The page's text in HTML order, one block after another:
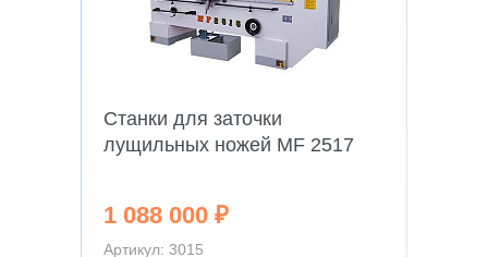
Станки для заточки
лущильных ножей MF 2517
1 088 000 ₽
Артикул: 3015